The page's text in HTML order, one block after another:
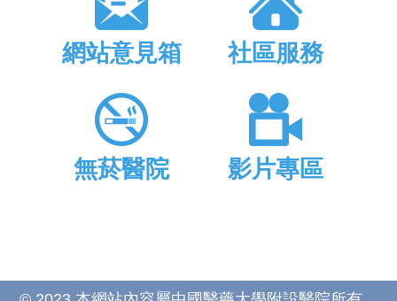
網站意見箱 社區服務
無菸醫院 影片專區